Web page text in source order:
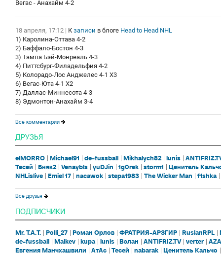
Вегас - Анахайм 4-2
18 апреля, 17:12 | К записи в блоге Head to Head NHL
1) Каролина-Оттава 4-2
2) Баффало-Бостон 4-3
3) Тампа Бэй-Монреаль 4-3
4) Питтсбург-Филадельфия 4-2
5) Колорадо-Лос Анджелес 4-1 Х3
6) Вегас-Юта 4-1 Х2
7) Даллас-Миннесота 4-3
8) Эдмонтон-Анахайм 3-4
Все комментарии
ДРУЗЬЯ
elMORRO Michael91 de-fussball Mikhalych82 lunis
Тесей
Бняк2 Venaybls yuDJin 1g0rek storm1
Ценитель
NHLislive Emiel 17 nacawok stepa1983 The Wicker Man f1shka
Все друзья
ПОДПИСЧИКИ
Mr. T.А.T. Polli_27 Роман Орлов ФРАТРИЯ-АРЗГИР RuslanRPL
de-fussball Malkev kupa lunis Вэлан ANTIFRIZ.TV verter
Евгения Манчхашвили
АтАс Тесей nabarak Ценитель Кальчо